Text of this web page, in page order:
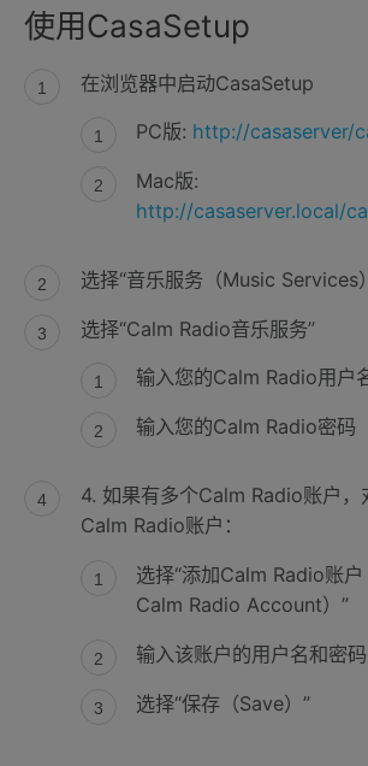
使用CasaSetup
在浏览器中启动CasaSetup
PC版: http://casaserver/
Mac版:
http://casaserver.local/
选择“音乐服务（Music Services
选择“Calm Radio音乐服务”
输入您的Calm Radio用户
输入您的Calm Radio密码
4. 如果有多个Calm Radio账户，
Calm Radio账户：
选择“添加Calm Radio账
Calm Radio Account）”
输入该账户的用户名和密码
选择“保存（Save）”